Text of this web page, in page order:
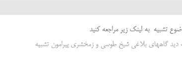
تشبیه به لینک زیر مراجعه کنید
دید گاههای بلاغی شیخ طوسی و زمخشری پیرامون تشبیه